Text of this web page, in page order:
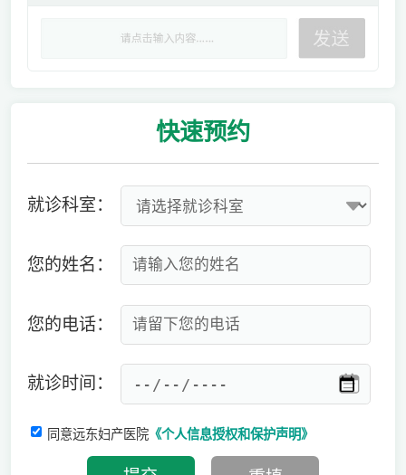
快速预约
就诊科室：
您的姓名：
您的电话：
就诊时间：
同意远东妇产医院《个人信息授权和保护声明》